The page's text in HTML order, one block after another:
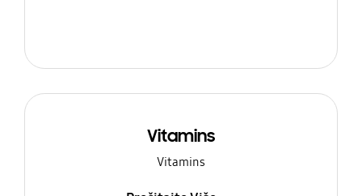
Vitamins
Vitamins